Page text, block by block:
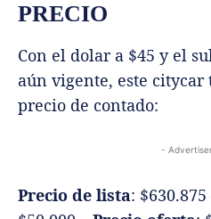
PRECIO
Con el dolar a $45 y el
aún vigente, este
precio de contado:
-
Precio de lista: $630.875